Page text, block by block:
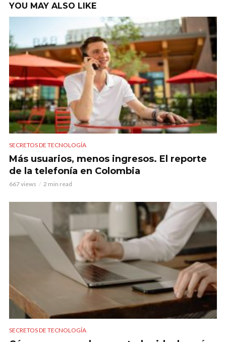
YOU MAY ALSO LIKE
SECRETOS DE TECNOLOGÍA
Más usuarios, menos ingresos. El reporte
de la telefonía en Colombia
667 views 2 min read
SECRETOS DE TECNOLOGÍA